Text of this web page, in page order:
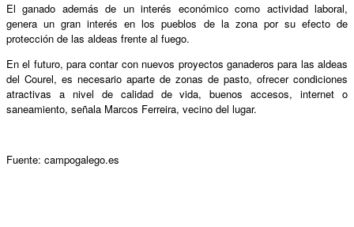
El ganado además de un interés económico como actividad laboral,
genera un gran interés en los pueblos de la zona por su efecto de
protección de las aldeas frente al fuego.
En el futuro, para contar con nuevos proyectos ganaderos para las aldeas
del Courel, es necesario aparte de zonas de pasto, ofrecer condiciones
atractivas a nivel de calidad de vida, buenos accesos, internet o
saneamiento, señala Marcos Ferreira, vecino del lugar.
Fuente: campogalego.es